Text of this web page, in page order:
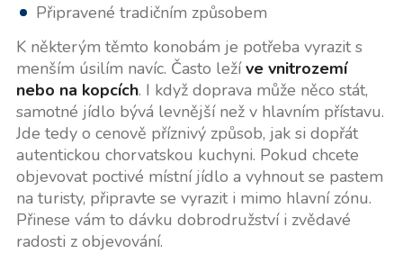
Připravené tradičním způsobem
K některým těmto konobám je potřeba vyrazit s
menším úsilím navíc. Často ležíve vnitrozemí
nebo na kopcích. I když doprava může něco stát,
samotné jídlo bývá levnější než v hlavním přístavu.
Jde tedy o cenově příznivý způsob, jak si dopřát
autentickou chorvatskou kuchyni. Pokud chcete
objevovat poctivé místní jídlo a vyhnout se pastem
na turisty, připravte se vyrazit i mimo hlavní zónu.
Přinese vám to dávku dobrodružství i zvědavé
radosti z objevování.